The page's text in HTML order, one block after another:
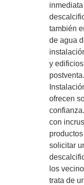
también
de agua
y
ofrecen
con
solicitar
los
trata de